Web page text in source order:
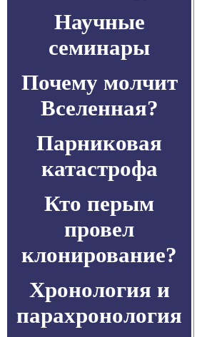
Научные
семинары
Почему молчит
Вселенная?
Парниковая
катастрофа
Кто перым
провел
клонирование?
Хронология и
парахронология